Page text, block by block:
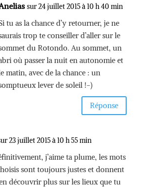
sur 24 juillet 2015 à 10 h 40 min
tu as la chance d’y retourner, je ne
trop te conseiller d’aller sur le
du Rotondo. Au sommet, un
où passer la nuit en autonomie et
matin, avec de la chance : un
lever de soleil !-)
Réponse
23 juillet 2015 à 10 h 55 min
j’aime ta plume, les mots
sont toujours justes et donnent
découvrir plus sur les lieux que tu